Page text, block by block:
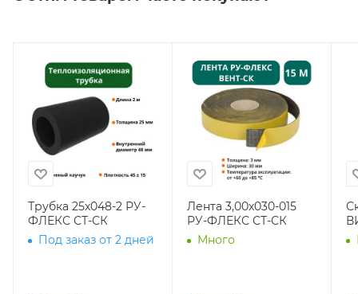
Трубка 25х048-2 РУ-
ФЛЕКС СТ-СК
Под заказ от 2 дней
Лента 3,00х030-015
РУ-ФЛЕКС СТ-СК
Много